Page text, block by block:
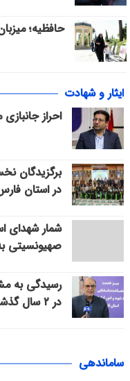
حافظیه؛
ایثار و شهادت
احراز
برگزیدگان
در استان
شمار شهدای
صهیونسیتی به ۲۱ نفر
در ۲ سال گذشته
ساماندهی